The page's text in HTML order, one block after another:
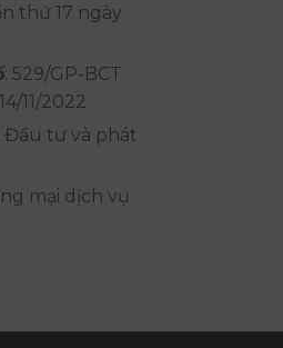
thứ 17 ngày
: 529/GP-BCT
11/2022
Đầu tư và phát
mại dịch vụ